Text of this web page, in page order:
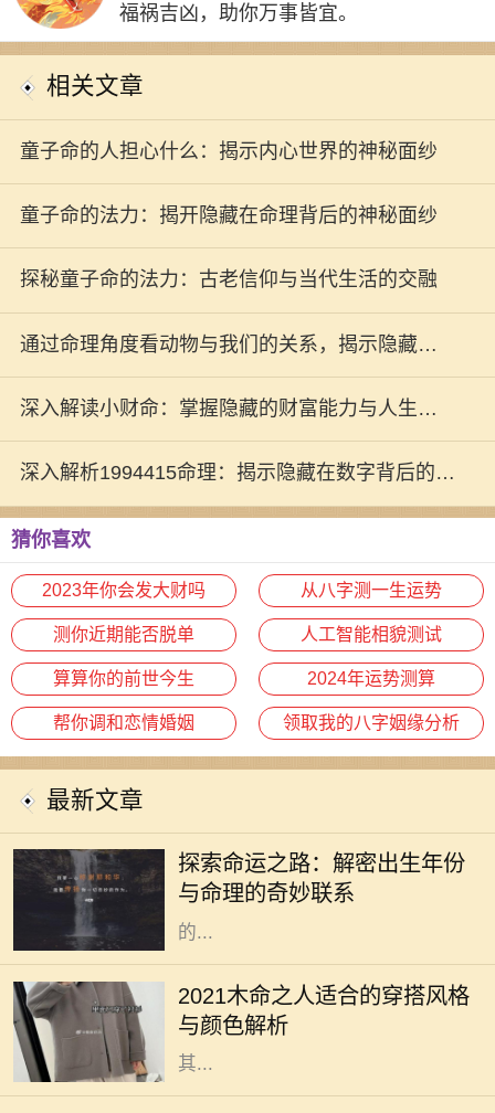
福祸吉凶，助你万事皆宜。
相关文章
童子命的人担心什么：揭示内心世界的神秘面纱
童子命的法力：揭开隐藏在命理背后的神秘面纱
探秘童子命的法力：古老信仰与当代生活的交融
通过命理角度看动物与我们的关系，揭示隐藏的
智慧与启示
深入解读小财命：掌握隐藏的财富能力与人生机
遇
深入解析1994415命理：揭示隐藏在数字背后的命
运之谜
猜你喜欢
2023年你会发大财吗 从八字测一生运势
测你近期能否脱单 人工智能相貌测试
算算你的前世今生 2024年运势测算
帮你调和恋情婚姻 领取我的八字姻缘分析
最新文章
探索命运之路：解密出生年份
与命理的奇妙联系
着重要的角色。古人相信，一个人出
生的年份、月份、日期和时辰直接影
响着他们的命运。而其中，出生年份
的...
2021木命之人适合的穿搭风格
与颜色解析
2021年是农历辛丑年，对于木命的人
而言，这一年的穿搭选择直接影响着
他们的气场与运势。木命属于五行中
的一种，象征着生长、旺盛与活力，
其...
在中国传统命理学中，每个人的命格
都是不同的，而土命、木命和火命则